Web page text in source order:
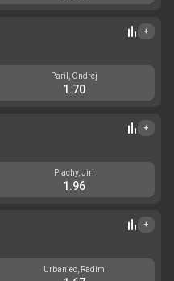
+
Paril, Ondrej
1.70
+
Plachy, Jiri
1.96
+
Urbaniec, Radim